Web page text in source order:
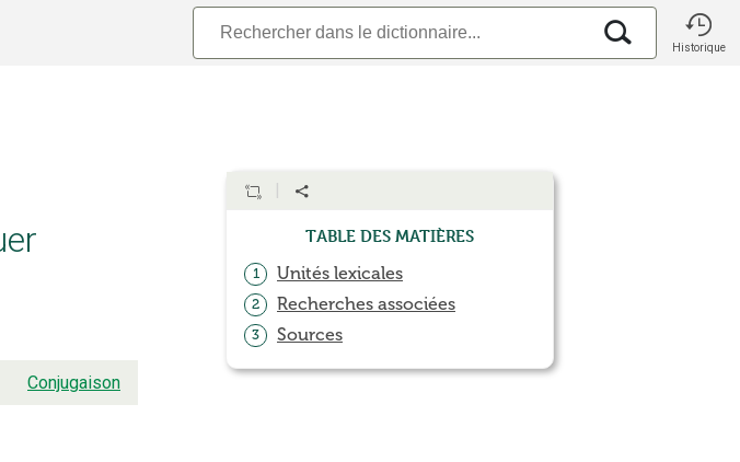
Historique
Conjugaison
Table des matières
1 Unités lexicales
2 Recherches associées
3 Sources